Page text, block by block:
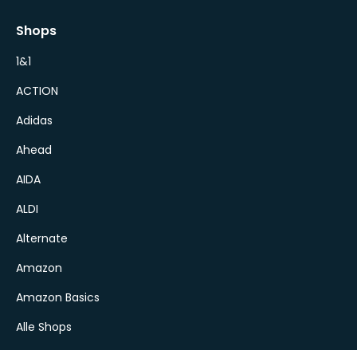
Shops
1&1
ACTION
Adidas
Ahead
AIDA
ALDI
Alternate
Amazon
Amazon Basics
Alle Shops